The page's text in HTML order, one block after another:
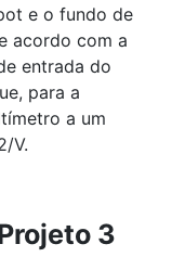
e o fundo de
acordo com a
entrada do
para a
a um
V.
3